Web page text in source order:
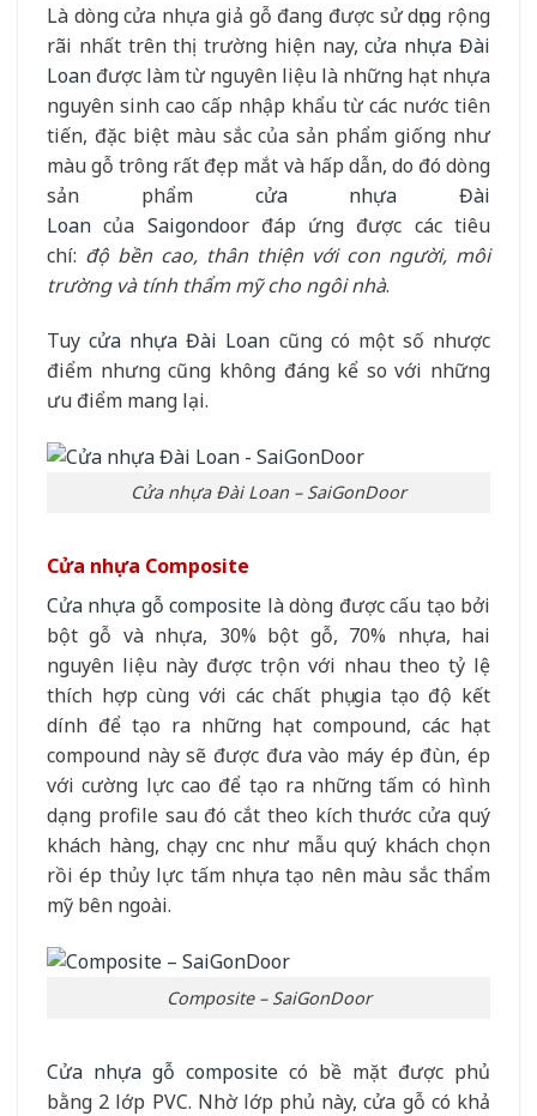
Là dòng cửa nhựa giả gỗ đang được sử dụng rộng
rãi nhất trên thị trường hiện nay,cửa nhựa Đài
Loan được làm từ nguyên liệu là những hạt nhựa
nguyên sinh cao cấp nhập khẩu từ các nước tiên
tiến, đặc biệt màu sắc của sản phẩm giống như
màu gỗ trông rất đẹp mắt và hấp dẫn, do đó dòng
sản phẩm cửa nhựa Đài
Loan của Saigondoorđáp ứng được các tiêu
chí: độ bền cao, thân thiện với con người, môi
trường và tính thẩm mỹ cho ngôi nhà.
Tuycửa nhựa Đài Loan cũng có một số nhược
điểm nhưng cũng không đáng kể so với những
ưu điểm mang lại.
Cửa nhựa Đài Loan – SaiGonDoor
Cửa nhựa Composite
Cửa nhựa gỗ composite là dòng được cấu tạo bởi
bột gỗ và nhựa, 30% bột gỗ, 70% nhựa, hai
nguyên liệu này được trộn với nhau theo tỷ lệ
thích hợp cùng với các chất phụ gia tạo độ kết
dính để tạo ra những hạt compound, các hạt
compound này sẽ được đưa vào máy ép đùn, ép
với cường lực cao để tạo ra những tấm có hình
dạng profile sau đó cắt theo kích thước cửa quý
khách hàng, chạy cnc như mẫu quý khách chọn
rồi ép thủy lực tấm nhựa tạo nên màu sắc thẩm
mỹ bên ngoài.
Composite – SaiGonDoor
Cửa nhựa gỗ composite có bề mặt được phủ
bằng 2 lớp PVC. Nhờ lớp phủ này, cửa gỗ có khả